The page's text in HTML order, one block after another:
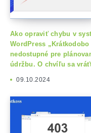
Ako opraviť chybu v
WordPress „Krátkodobo
nedostupné pre
údržbu. O chvíľu sa
09.10.2024